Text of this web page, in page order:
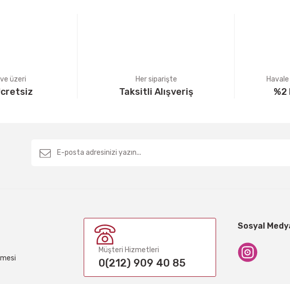
üzeri Her siparişte
Taksitli Alışveriş
Müşteri Hizmetleri
0(212) 909 40 85
Sosyal